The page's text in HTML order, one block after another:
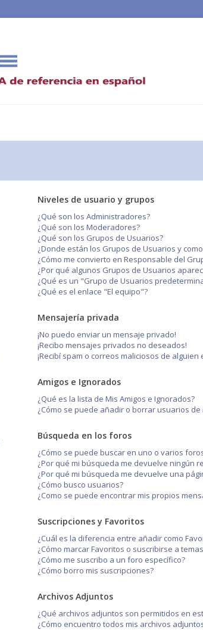
Niveles de usuario y grupos
¿Qué son los Administradores?
¿Qué son los Moderadores?
¿Qué son los Grupos de Usuarios?
¿Donde están los Grupos de Usuarios y
¿Cómo me convierto en Responsable del
¿Por qué algunos Grupos de Usuarios
¿Qué es un "Grupo de Usuarios
¿Qué es el enlace "El equipo"?
Mensajería privada
¡No puedo enviar un mensaje privado!
¡Recibo mensajes privados no deseados!
¡Recibí spam o correos maliciosos de alguien
Amigos e Ignorados
¿Qué es la lista de Mis Amigos e Ignorados?
¿Cómo se puede añadir o borrar usuarios
Búsqueda en los foros
¿Cómo se puede buscar en uno o varios
¿Por qué mi búsqueda me devuelve ningún
¿Por qué mi búsqueda me devuelve una
¿Cómo busco usuarios?
¿Como se puede encontrar mis propios
Suscripciones y Favoritos
¿Cuál es la diferencia entre añadir como
¿Cómo marcar Favoritos o suscribirse a
¿Cómo me suscribo a un foro específico?
¿Cómo borro mis suscripciones?
Archivos Adjuntos
¿Qué archivos adjuntos son permitidos en
¿Cómo encuentro todos mis archivos